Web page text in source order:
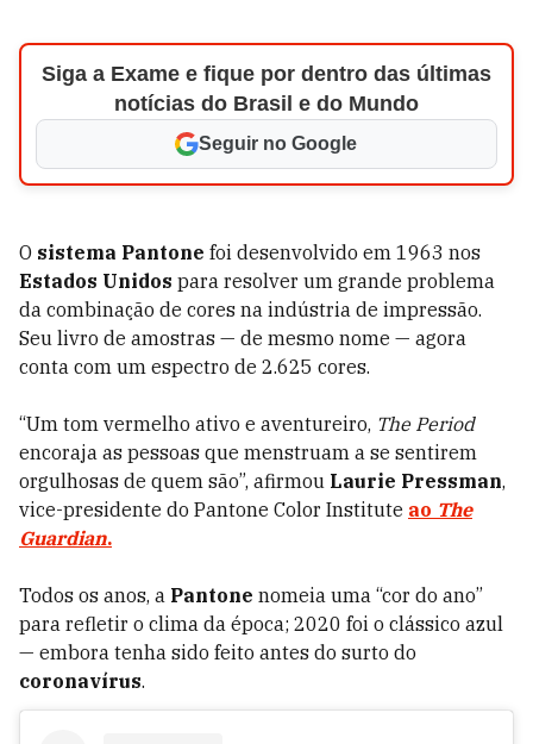
Siga a Exame e fique por dentro das últimas
notícias do Brasil e do Mundo
Seguir no Google
O sistema Pantone foi desenvolvido em 1963 nos
Estados Unidos para resolver um grande problema
da combinação de cores na indústria de impressão.
Seu livro de amostras — de mesmo nome — agora
conta com um espectro de 2.625 cores.
“Um tom vermelho ativo e aventureiro, The Period
encoraja as pessoas que menstruam a se sentirem
orgulhosas de quem são”, afirmou Laurie Pressman,
vice-presidente do Pantone Color Institute ao The
Guardian.
Todos os anos, a Pantone nomeia uma “cor do ano”
para refletir o clima da época; 2020 foi o clássico azul
— embora tenha sido feito antes do surto do
coronavírus.